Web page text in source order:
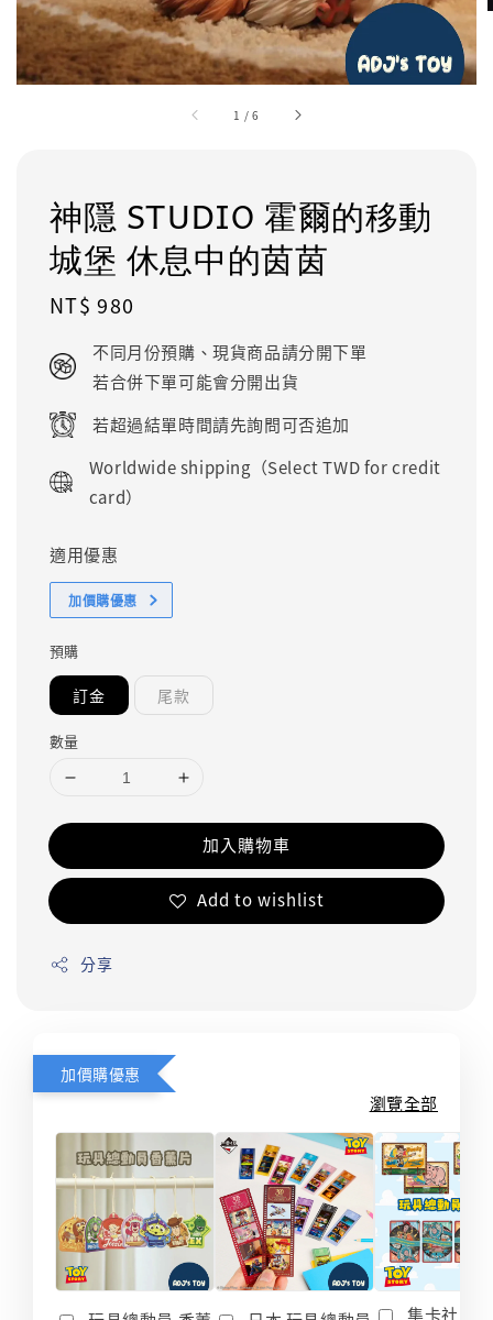
1 /6
神隱 STUDIO 霍爾的移動
城堡 休息中的茵茵
Regular
NT$ 980
不同月份預購、現貨商品請分開下單
若合併下單可能會分開出貨
若超過結單時間請先詢問可否追加
Worldwide shipping（Select TWD for credit
card）
適用優惠
加價購優惠
預購
訂金 尾款
數量
加入購物車
Add to wishlist
分享
加價購優惠
瀏覽全部
集卡社 玩